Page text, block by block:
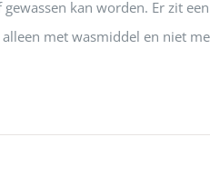
kan worden. Er zit
met wasmiddel en niet